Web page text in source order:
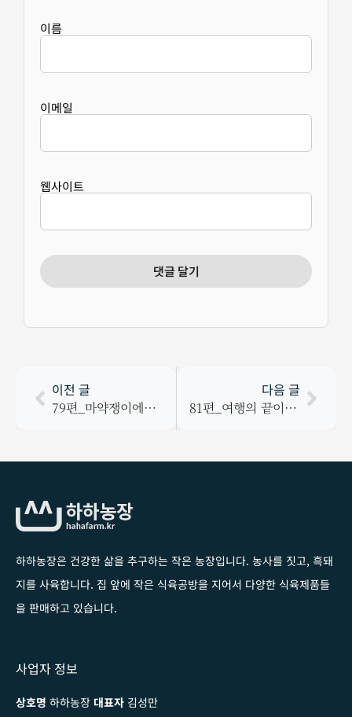
이름
이메일
웹사이트
이전 글
79편_마약쟁이에게 초대받다.
다음 글
81편_여행의 끝이 되었을 아시아의 끝, 이스탄불. 경유지가 되다.
하하농장은 건강한 삶을 추구하는 작은 농장입니다. 농사를 짓고, 흑돼
지를 사육합니다. 집 앞에 작은 식육공방을 지어서 다양한 식육제품들
을 판매하고 있습니다.
사업자 정보
상호명 하하농장 대표자 김성만